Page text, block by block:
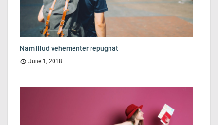
Nam illud vehementer repugnat
June 1, 2018